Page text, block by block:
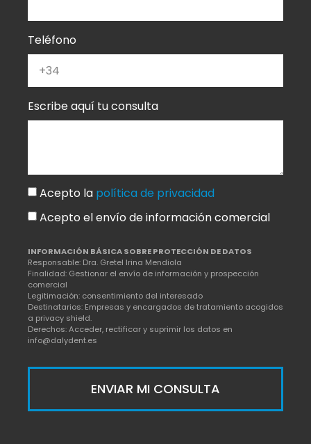
Teléfono
Escribe aquí tu consulta
Acepto la política de privacidad
Acepto el envío de información comercial
INFORMACIÓN BÁSICA SOBRE PROTECCIÓN DE DATOS
Responsable: Dra. Gretel Irina Mendiola
Finalidad: Gestionar el envío de información y prospección
comercial
Legitimación: consentimiento del interesado
Destinatarios: Empresas y encargados de tratamiento acogidos
a privacy shield.
Derechos: Acceder, rectificar y suprimir los datos en
info@dalydent.es
ENVIAR MI CONSULTA